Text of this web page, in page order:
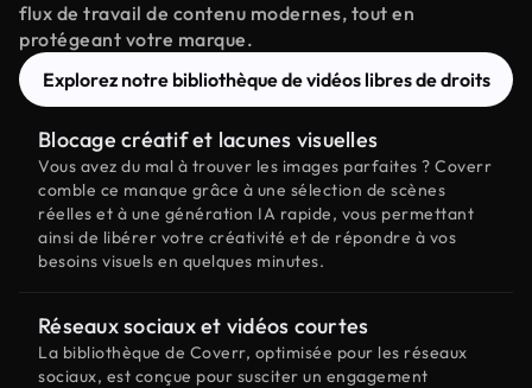
flux de travail de contenu modernes, tout en
protégeant votre marque.
Explorez notre bibliothèque de vidéos libres de droits
Blocage créatif et lacunes visuelles
Vous avez du mal à trouver les images parfaites ? Coverr
comble ce manque grâce à une sélection de scènes
réelles et à une génération IA rapide, vous permettant
ainsi de libérer votre créativité et de répondre à vos
besoins visuels en quelques minutes.
Réseaux sociaux et vidéos courtes
La bibliothèque de Coverr, optimisée pour les réseaux
sociaux, est conçue pour susciter un engagement